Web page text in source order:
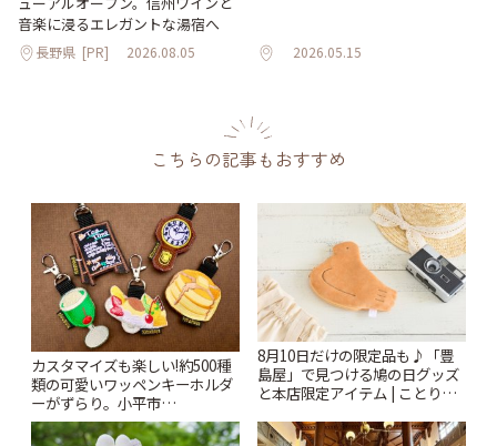
音楽に浸るエレガントな湯宿へ
長野県 [PR] 2026.08.05 2026.05.15
こちらの記事もおすすめ
カスタマイズも楽しい!約500種
類の可愛いワッペンキーホルダ
ーがずらり。小平市
「Kimamaya T&K」 | ことりっ
ぷ
8月10日だけの限定品も♪「豊
島屋」で見つける鳩の日グッズ
と本店限定アイテム | ことりっ